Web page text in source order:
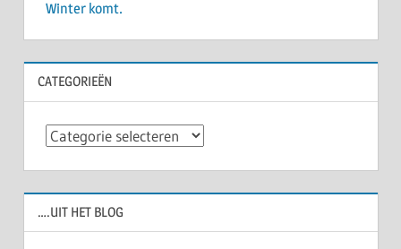
Winter komt.
CATEGORIEËN
Categorieën
….UIT HET BLOG